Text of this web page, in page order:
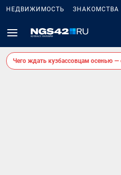
НЕДВИЖИМОСТЬ ЗНАКОМСТВА
Чего ждать кузбассовцам осенью —